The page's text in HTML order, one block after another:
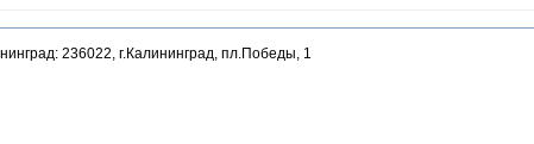
236022, г.Калининград, пл.Победы, 1